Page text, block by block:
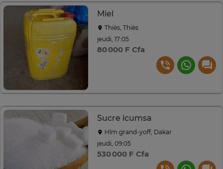
Miel
Thiès, Thiès
jeudi, 17:05
80 000 F Cfa
Sucre icumsa
Hlm grand-yoff, Dakar
jeudi, 09:05
530 000 F Cfa